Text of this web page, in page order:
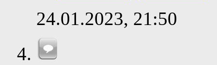
24.01.2023, 21:50